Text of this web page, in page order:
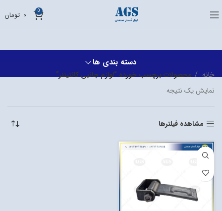
0
0 تومان
دسته بندی ها
خانه
محصولات برچسب خورده “لوازم جانبی کانتیننر”
نمایش یک نتیجه
مشاهده فیلترها